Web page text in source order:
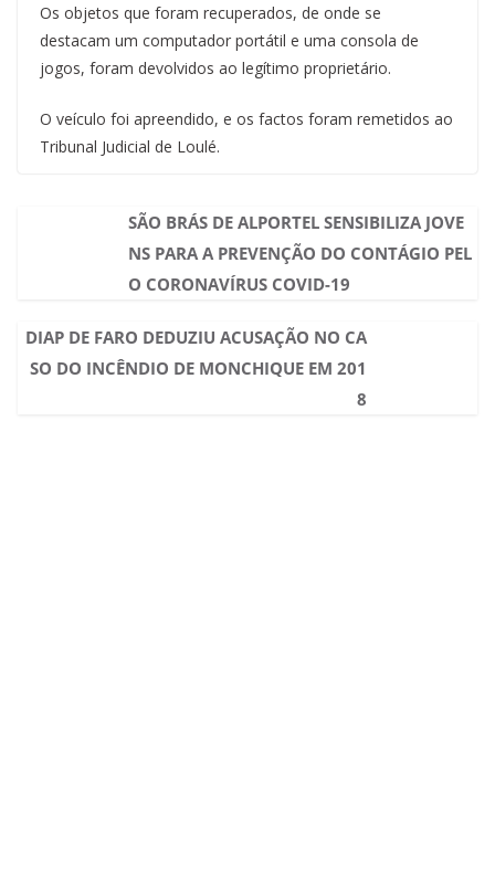
Os objetos que foram recuperados, de onde se
destacam um computador portátil e uma consola de
jogos, foram devolvidos ao legítimo proprietário.
O veículo foi apreendido, e os factos foram remetidos ao
Tribunal Judicial de Loulé.
SÃO BRÁS DE ALPORTEL SENSIBILIZA JOVE
NS PARA A PREVENÇÃO DO CONTÁGIO PEL
O CORONAVÍRUS COVID-19
DIAP DE FARO DEDUZIU ACUSAÇÃO NO CA
SO DO INCÊNDIO DE MONCHIQUE EM 201
8